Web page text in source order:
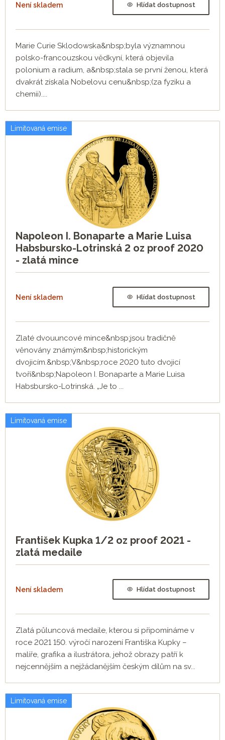
Není skladem Hlídat dostupnost
Marie Curie Sklodowska&nbsp;byla významnou
polsko-francouzskou vědkyní, která objevila
polonium a radium, a&nbsp;stala se první ženou, která
dvakrát získala Nobelovu cenu&nbsp;(za fyziku a
chemii)....
Limitovaná emise
Napoleon I. Bonaparte a Marie Luisa
Habsbursko-Lotrinská 2 oz proof 2020
- zlatá mince
Není skladem Hlídat dostupnost
Zlaté dvouuncové mince&nbsp;jsou tradičně
věnovány známým&nbsp;historickým
dvojicím.&nbsp;V&nbsp;roce 2020 tuto dvojicí
tvoří&nbsp;Napoleon I. Bonaparte a Marie Luisa
Habsbursko-Lotrinská. „Je to ...
Limitovaná emise
František Kupka 1/2 oz proof 2021 -
zlatá medaile
Není skladem Hlídat dostupnost
Zlatá půluncová medaile, kterou si připomínáme v
roce 2021 150. výročí narození Františka Kupky –
malíře, grafika a ilustrátora, jehož obrazy patří k
nejcennějším a nejžádanějším českým dílům na sv...
Limitovaná emise